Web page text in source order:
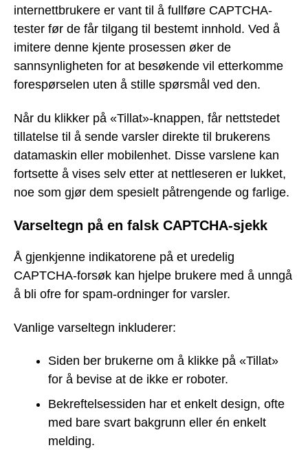
internettbrukere er vant til å fullføre CAPTCHA-
tester før de får tilgang til bestemt innhold. Ved å
imitere denne kjente prosessen øker de
sannsynligheten for at besøkende vil etterkomme
forespørselen uten å stille spørsmål ved den.
Når du klikker på «Tillat»-knappen, får nettstedet
tillatelse til å sende varsler direkte til brukerens
datamaskin eller mobilenhet. Disse varslene kan
fortsette å vises selv etter at nettleseren er lukket,
noe som gjør dem spesielt påtrengende og farlige.
Varseltegn på en falsk CAPTCHA-sjekk
Å gjenkjenne indikatorene på et uredelig
CAPTCHA-forsøk kan hjelpe brukere med å unngå
å bli ofre for spam-ordninger for varsler.
Vanlige varseltegn inkluderer:
Siden ber brukerne om å klikke på «Tillat»
for å bevise at de ikke er roboter.
Bekreftelsessiden har et enkelt design, ofte
med bare svart bakgrunn eller én enkelt
melding.